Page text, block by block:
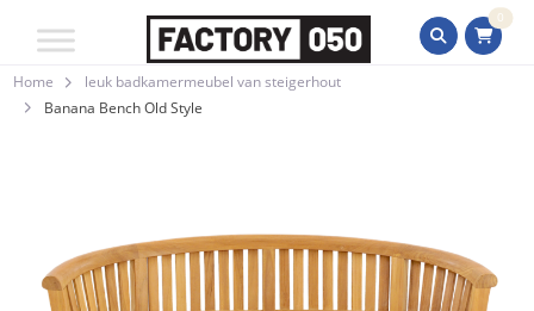
0
Home
leuk badkamermeubel van steigerhout
Banana Bench Old Style